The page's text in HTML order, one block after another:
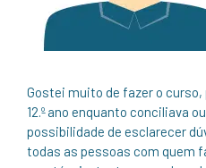
Gostei muito de fazer o
12.º ano enquanto conciliava
possibilidade de esclarecer
todas as pessoas com quem